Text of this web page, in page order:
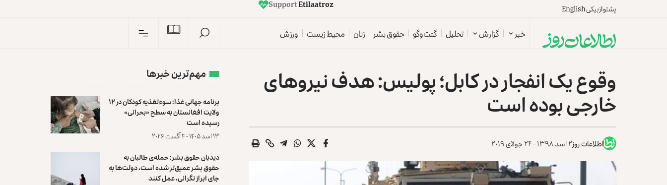
پشتوازبیکیEnglish
z
o
r
t
a
a
l
i
t
E
Support
خبر گزارش تحلیل گفت‌وگو حقوق بشر زنان محیط زیست ورزش
وقوع یک انفجار در کابل؛ پولیس: هدف نیروهای
خارجی بوده است
اطلاعات روز۲ اسد ۱۳۹۸ - ۲۴ جولای ۲۰۱۹
مهم‌ترین خبرها
برنامه جهانی غذا: سوءتغذیه کودکان در ۱۲
ولایت افغانستان به سطح «بحرانی»
رسیده است
۱۳ اسد ۱۴۰۵ - ۴ آگست ۲۰۲۶
دیدبان حقوق بشر: حمله‌ی طالبان به
حقوق بشر عمیق‌تر شده است، دولت‌ها به
جای ابراز نگرانی، عمل کنند